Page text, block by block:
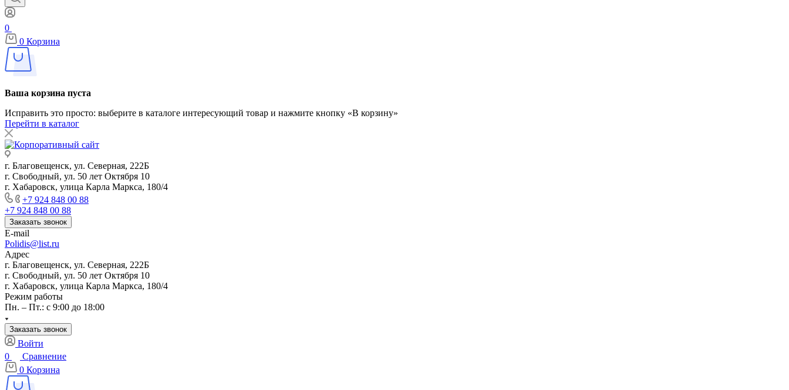
0
0 Корзина
Ваша корзина пуста
Исправить это просто: выберите в каталоге интересующий товар и нажмите кнопку «В корзину»
Перейти в каталог
г. Благовещенск, ул. Северная, 222Б
г. Свободный, ул. 50 лет Октября 10
г. Хабаровск, улица Карла Маркса, 180/4
+7 924 848 00 88
+7 924 848 00 88
Заказать звонок
E-mail
Polidis@list.ru
Адрес
г. Благовещенск, ул. Северная, 222Б
г. Свободный, ул. 50 лет Октября 10
г. Хабаровск, улица Карла Маркса, 180/4
Режим работы
Пн. – Пт.: с 9:00 до 18:00
Заказать звонок
Войти
0
Сравнение
0 Корзина